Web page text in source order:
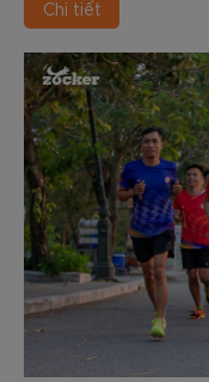
đều có độ bền và
nhân gây ra các
gan chân, đau cẳng
Chi tiết